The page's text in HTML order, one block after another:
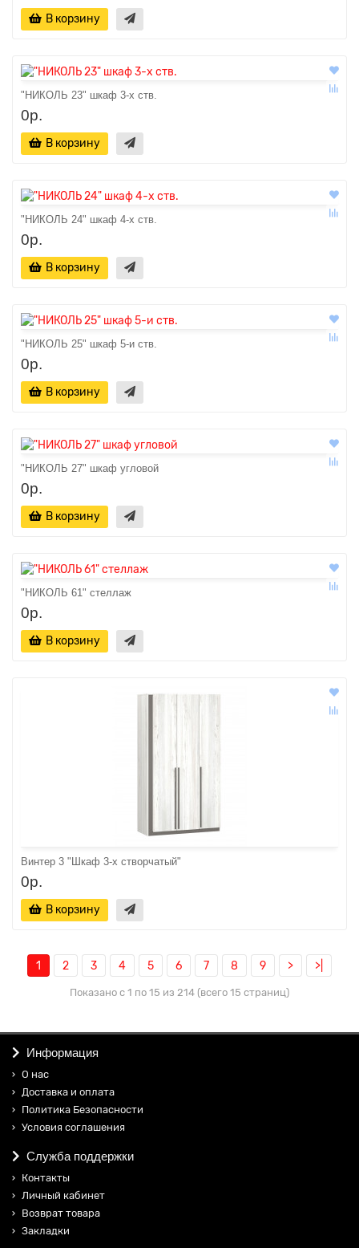
В корзину
"НИКОЛЬ 23" шкаф 3-х ств.
0р.
В корзину
"НИКОЛЬ 24" шкаф 4-х ств.
0р.
В корзину
"НИКОЛЬ 25" шкаф 5-и ств.
0р.
В корзину
"НИКОЛЬ 27" шкаф угловой
0р.
В корзину
"НИКОЛЬ 61" стеллаж
0р.
В корзину
Винтер 3 "Шкаф 3-х створчатый"
0р.
В корзину
1 2 3 4 5 6 7 8 9 > >|
Показано с 1 по 15 из 214 (всего 15 страниц)
Информация
О нас
Доставка и оплата
Политика Безопасности
Условия соглашения
Служба поддержки
Контакты
Личный кабинет
Возврат товара
Закладки